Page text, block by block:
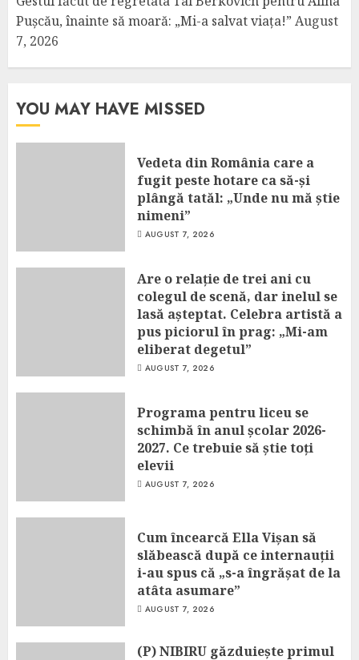
Pușcău, înainte să moară: „Mi-a salvat viața!” August
7, 2026
YOU MAY HAVE MISSED
Vedeta din România care a
fugit peste hotare ca să-și
plângă tatăl: „Unde nu mă știe
nimeni”
AUGUST 7, 2026
Are o relație de trei ani cu
colegul de scenă, dar inelul se
lasă așteptat. Celebra artistă a
pus piciorul în prag: „Mi-am
eliberat degetul”
AUGUST 7, 2026
Programa pentru liceu se
schimbă în anul școlar 2026-
2027. Ce trebuie să știe toți
elevii
AUGUST 7, 2026
Cum încearcă Ella Vișan să
slăbească după ce internauții
i-au spus că „s-a îngrășat de la
atâta asumare”
AUGUST 7, 2026
(P) NIBIRU găzduiește primul